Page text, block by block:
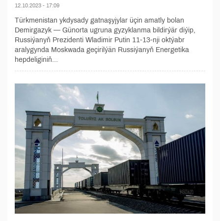
12.10.2023 - 17:09
Türkmenistan ykdysady gatnaşyjylar üçin amatly bolan
Demirgazyk — Günorta ugruna gyzyklanma bildirýär diýip,
Russiýanyň Prezidenti Wladimir Putin 11-13-nji oktýabr
aralygynda Moskwada geçirilýän Russiýanyň Energetika
hepdeliginiň...